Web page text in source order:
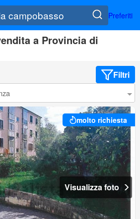
Preferiti
a Provincia di
Filtri
molto richiesta
Visualizza foto